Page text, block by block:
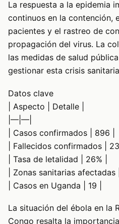
La respuesta a la epidemia
continuos en la contención,
pacientes y el rastreo de
propagación del virus. La
las medidas de salud
gestionar esta crisis
Datos clave
| Aspecto | Detalle |
|—|—|
| Casos confirmados | 896 |
| Fallecidos confirmados |
| Tasa de letalidad | 26% |
| Zonas sanitarias afectadas
| Casos en Uganda | 19 |
La situación del ébola en la
Congo resalta la